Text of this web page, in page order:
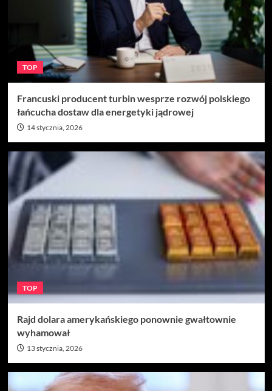
TOP
Francuski producent turbin wesprze rozwój polskiego
łańcucha dostaw dla energetyki jądrowej
14 stycznia, 2026
TOP
Rajd dolara amerykańskiego ponownie gwałtownie
wyhamował
13 stycznia, 2026